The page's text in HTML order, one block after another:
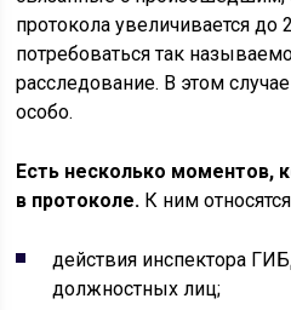
протокола увеличивается
потребоваться так
расследование. В этом
особо.
Есть несколько моментов,
в протоколе. К ним
действия инспектора
должностных лиц;